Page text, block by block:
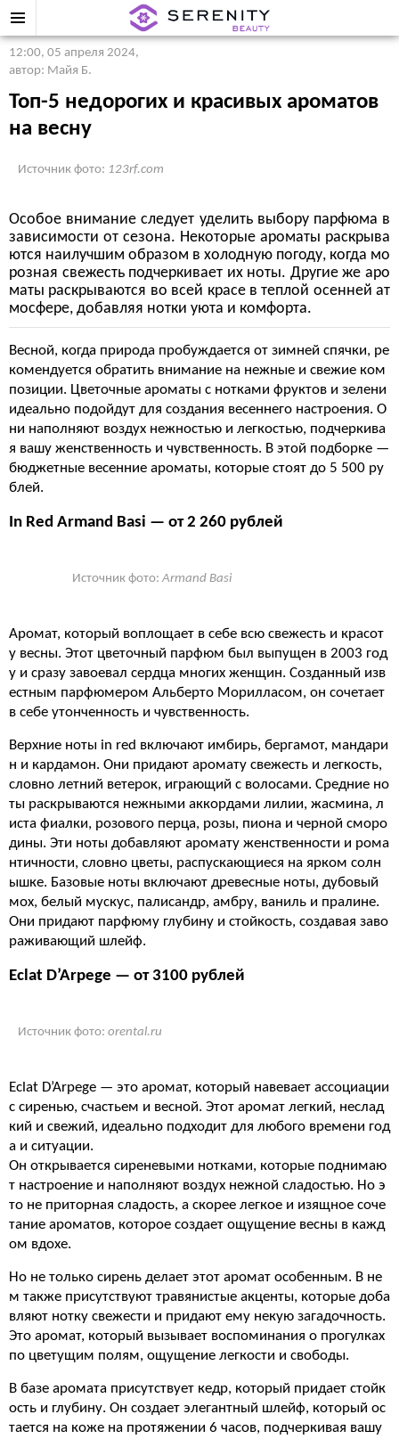
12:00, 05 апреля 2024,
автор: Майя Б.
Топ-5 недорогих и красивых ароматов
на весну
Источник фото: 123rf.com
Особое внимание следует уделить выбору парфюма в
зависимости от сезона. Некоторые ароматы раскрыва
ются наилучшим образом в холодную погоду, когда мо
розная свежесть подчеркивает их ноты. Другие же аро
маты раскрываются во всей красе в теплой осенней ат
мосфере, добавляя нотки уюта и комфорта.
Весной, когда природа пробуждается от зимней спячки, ре
комендуется обратить внимание на нежные и свежие ком
позиции. Цветочные ароматы с нотками фруктов и зелени
идеально подойдут для создания весеннего настроения. О
ни наполняют воздух нежностью и легкостью, подчеркива
я вашу женственность и чувственность. В этой подборке —
бюджетные весенние ароматы, которые стоят до 5 500 ру
блей.
In Red Armand Basi — от 2 260 рублей
Источник фото: Armand Basi
Аромат, который воплощает в себе всю свежесть и красот
у весны. Этот цветочный парфюм был выпущен в 2003 год
у и сразу завоевал сердца многих женщин. Созданный изв
естным парфюмером Альберто Морилласом, он сочетает
в себе утонченность и чувственность.
Верхние ноты in red включают имбирь, бергамот, мандари
н и кардамон. Они придают аромату свежесть и легкость,
словно летний ветерок, играющий с волосами. Средние но
ты раскрываются нежными аккордами лилии, жасмина, л
иста фиалки, розового перца, розы, пиона и черной сморо
дины. Эти ноты добавляют аромату женственности и рома
нтичности, словно цветы, распускающиеся на ярком солн
ышке. Базовые ноты включают древесные ноты, дубовый
мох, белый мускус, палисандр, амбру, ваниль и пралине.
Они придают парфюму глубину и стойкость, создавая заво
раживающий шлейф.
Eclat D’Arpege — от 3100 рублей
Источник фото: orental.ru
Eclat D’Arpege — это аромат, который навевает ассоциации
с сиренью, счастьем и весной. Этот аромат легкий, неслад
кий и свежий, идеально подходит для любого времени год
а и ситуации.
Он открывается сиреневыми нотками, которые поднимаю
т настроение и наполняют воздух нежной сладостью. Но э
то не приторная сладость, а скорее легкое и изящное соче
тание ароматов, которое создает ощущение весны в кажд
ом вдохе.
Но не только сирень делает этот аромат особенным. В не
м также присутствуют травянистые акценты, которые доба
вляют нотку свежести и придают ему некую загадочность.
Это аромат, который вызывает воспоминания о прогулках
по цветущим полям, ощущение легкости и свободы.
В базе аромата присутствует кедр, который придает стойк
ость и глубину. Он создает элегантный шлейф, который ос
тается на коже на протяжении 6 часов, подчеркивая вашу